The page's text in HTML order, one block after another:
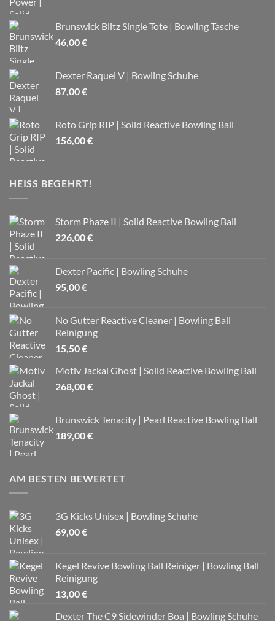
Brunswick Blitz Single Tote | Bowling Tasche
46,00€
Dexter Raquel V | Bowling Schuhe
87,00€
Roto Grip RIP | Solid Reactive Bowling Ball
156,00€
HEISS BEGEHRT!
Storm Phaze II | Solid Reactive Bowling Ball
226,00€
Dexter Pacific | Bowling Schuhe
95,00€
No Gutter Reactive Cleaner | Bowling Ball
Reinigung
15,50€
Motiv Jackal Ghost | Solid Reactive Bowling Ball
268,00€
Brunswick Tenacity | Pearl Reactive Bowling Ball
189,00€
AM BESTEN BEWERTET
3G Kicks Unisex | Bowling Schuhe
69,00€
Kegel Revive Bowling Ball Reiniger | Bowling Ball
Reinigung
13,00€
Dexter The C9 Sidewinder Boa | Bowling Schuhe